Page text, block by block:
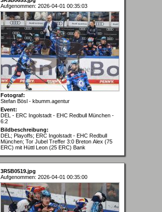
Aufgenommen: 2026-04-01 00:35:03
Fotograf:
Stefan Bösl - kbumm.agentur
Event:
DEL - ERC Ingolstadt - EHC Redbull München -
6:2
Bildbeschreibung:
DEL; Playoffs; ERC Ingolstadt - EHC Redbull
München; Tor Jubel Treffer 3:0 Breton Alex (75
ERC) mit Hüttl Leon (25 ERC) Bank
3R5B0519.jpg
Aufgenommen: 2026-04-01 00:35:00